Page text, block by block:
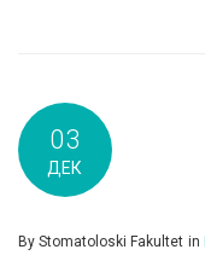
03
ДЕК
By Stomatoloski Fakultet in